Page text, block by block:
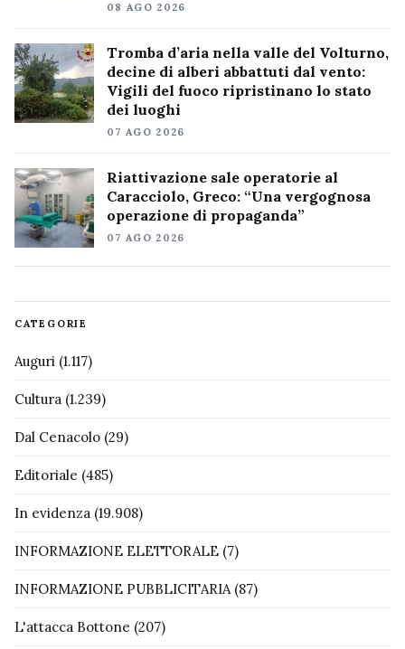
08 AGO 2026
Tromba d’aria nella valle del Volturno,
decine di alberi abbattuti dal vento:
Vigili del fuoco ripristinano lo stato
dei luoghi
07 AGO 2026
Riattivazione sale operatorie al
Caracciolo, Greco: “Una vergognosa
operazione di propaganda”
07 AGO 2026
CATEGORIE
Auguri (1.117)
Cultura (1.239)
Dal Cenacolo (29)
Editoriale (485)
In evidenza (19.908)
INFORMAZIONE ELETTORALE (7)
INFORMAZIONE PUBBLICITARIA(87)
L'attacca Bottone (207)